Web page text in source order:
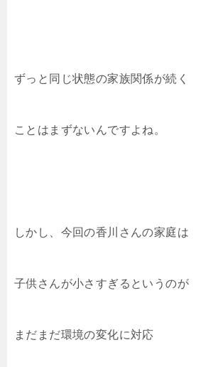
ずっと同じ状態の家族関係が続く
ことはまずないんですよね。
しかし、今回の香川さんの家庭は
子供さんが小さすぎるというのが
まだまだ環境の変化に対応